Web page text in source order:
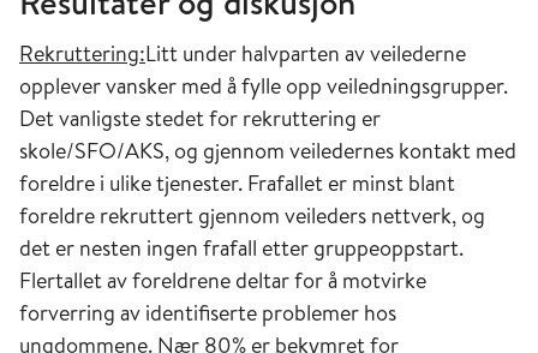
Rekruttering:Litt under halvparten av veilederne
opplever vansker med å fylle opp veiledningsgrupper.
Det vanligste stedet for rekruttering er
skole/SFO/AKS, og gjennom veiledernes kontakt med
foreldre i ulike tjenester. Frafallet er minst blant
foreldre rekruttert gjennom veileders nettverk, og
det er nesten ingen frafall etter gruppeoppstart.
Flertallet av foreldrene deltar for å motvirke
forverring av identifiserte problemer hos
ungdommene. Nær 80% er bekymret for